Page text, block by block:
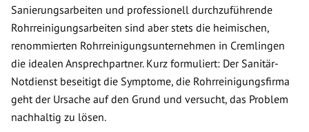
Sanierungsarbeiten und professionell durchzuführende
Rohrreinigungsarbeiten sind aber stets die heimischen,
renommierten Rohrreinigungsunternehmen in Cremlingen
die idealen Ansprechpartner. Kurz formuliert: Der Sanitär-
Notdienst beseitigt die Symptome, die Rohrreinigungsfirma
geht der Ursache auf den Grund und versucht, das Problem
nachhaltig zu lösen.